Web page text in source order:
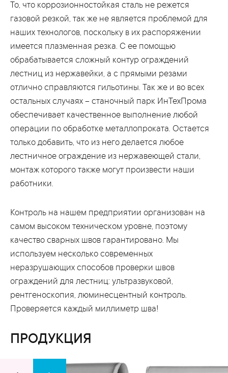
То, что коррозионностойкая сталь не режется
газовой резкой, так же не является проблемой для
наших технологов, поскольку в их распоряжении
имеется плазменная резка. С ее помощью
обрабатывается сложный контур ограждений
лестниц из нержавейки, а с прямыми резами
отлично справляются гильотины. Так же и во всех
остальных случаях – станочный парк ИнТехПрома
обеспечивает качественное выполнение любой
операции по обработке металлопроката. Остается
только добавить, что из него делается любое
лестничное ограждение из нержавеющей стали,
монтаж которого также могут произвести наши
работники.
Контроль на нашем предприятии организован на
самом высоком техническом уровне, поэтому
качество сварных швов гарантировано. Мы
используем несколько современных
неразрушающих способов проверки швов
ограждений для лестниц: ультразвуковой,
рентгеноскопия, люминесцентный контроль.
Проверяется каждый миллиметр шва!
ПРОДУКЦИЯ